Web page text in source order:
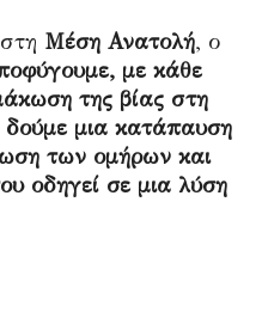
Μέση Ανατολή, ο
με κάθε
της βίας στη
μια κατάπαυση
των ομήρων και
οδηγεί σε μια λύση